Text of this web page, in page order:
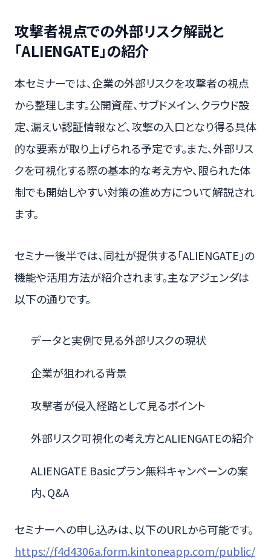
攻撃者視点での外部リスク解説と
「ALIENGATE」の紹介
本セミナーでは、企業の外部リスクを攻撃者の視点
から整理します。公開資産、サブドメイン、クラウド設
定、漏えい認証情報など、攻撃の入口となり得る具体
的な要素が取り上げられる予定です。また、外部リス
クを可視化する際の基本的な考え方や、限られた体
制でも開始しやすい対策の進め方について解説され
ます。
セミナー後半では、同社が提供する「ALIENGATE」の
機能や活用方法が紹介されます。主なアジェンダは
以下の通りです。
データと実例で見る外部リスクの現状
企業が狙われる背景
攻撃者が侵入経路として見るポイント
外部リスク可視化の考え方とALIENGATEの紹介
ALIENGATE Basicプラン無料キャンペーンの案
内、Q&A
セミナーへの申し込みは、以下のURLから可能です。
https://f4d4306a.form.kintoneapp.com/public/